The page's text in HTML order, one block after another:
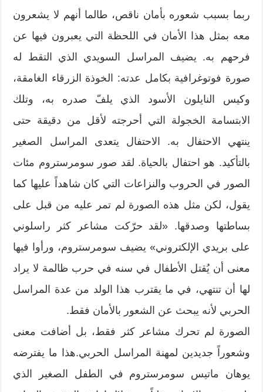
ربما بسبب شعوره بأمان ناقص، طالما أنهم لا يشعرون
معه بمثل هذا الأمان في اللحظة التي يعبرون فيها عن
فرحهم به. يضيف المراسل السويدي الذي التقط له
صورة فوتوغرافية بكامل عدته: الخوذة الزرقاء الغامقة،
وكيس النايلون الأسود الذي يلفّ صدره به، وتلك
الابتسامة الخجولة التي أحرجته لأقل من دقيقة حتى
ينتهي الاحتفال به. الاحتفال يتعدى المراسل الصغير
بالتأكيد. هو احتفال بالحياة. لقد صور سومرستروم مئات
الصور في الحروب والنزاعات التي كان شاهداً عليها كما
يقول، لكن مثل هذه الصورة لم تمر عليه من قبل على
بساطتها وصدقها. «لقد حرّكت مشاعر كثر راسلوني
على بريدي الإلكتروني» يضيف سومرستروم، ورأوا فيها
معنى أن يُقتل الأطفال في سنه في حرب ظالمة لا يراد
لها أن تنتهي، في ما يقترب هذا الولد من عدة المراسل
الحربي لأنه يبحث عن الشعور بالأمان فقط.
الصورة لم تحرك مشاعر كثر فقط، بل أضافت معنى
وشعوراً جديدين لمهنة المراسل الحربي.هذا ما يفترضه
يوهان ماتيس سومرستروم في الطفل الصغير الذي